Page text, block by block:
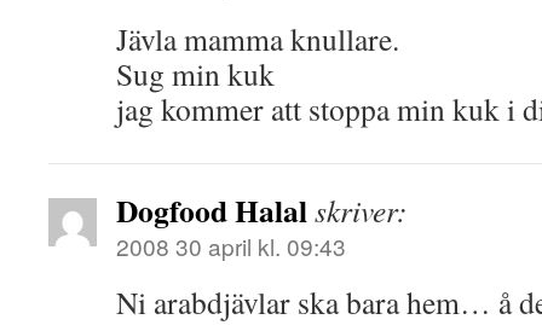
Jävla mamma knullare.
Sug min kuk
jag kommer att stoppa min kuk i
Dogfood Halalskriver:
2008 30 april kl. 09:43
Ni arabdjävlar ska bara hem… å